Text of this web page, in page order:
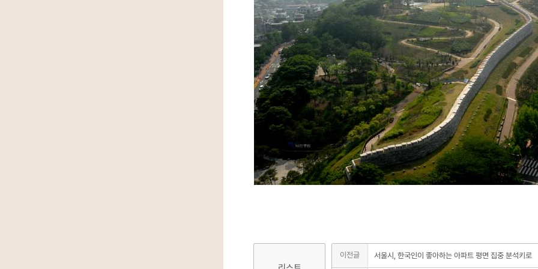
이전글 서울시, 한국인이 좋아하는 아파트 평면 집중 분석키로